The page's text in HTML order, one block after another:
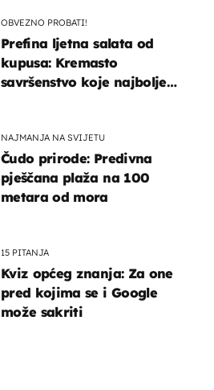
OBVEZNO PROBATI!
Prefina ljetna salata od
kupusa: Kremasto
savršenstvo koje najbolje
NAJMANJA NA SVIJETU
Čudo prirode: Predivna
pješčana plaža na 100
metara od mora
15 PITANJA
Kviz općeg znanja: Za one
pred kojima se i Google
može sakriti